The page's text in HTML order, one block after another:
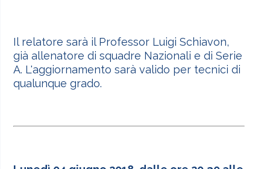
Il relatore sarà il Professor Luigi Schiavon,
già allenatore di squadre Nazionali e di Serie
A. L'aggiornamento sarà valido per tecnici di
qualunque grado.